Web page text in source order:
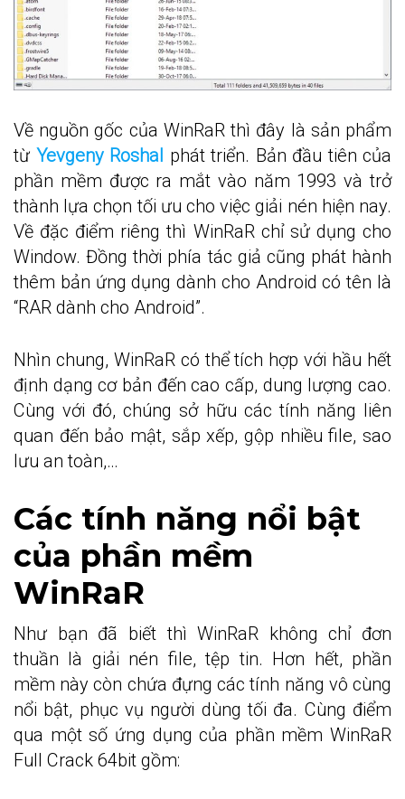
Về nguồn gốc của WinRaR thì đây là sản phẩm
từ Yevgeny Roshal phát triển. Bản đầu tiên của
phần mềm được ra mắt vào năm 1993 và trở
thành lựa chọn tối ưu cho việc giải nén hiện nay.
Về đặc điểm riêng thì WinRaR chỉ sử dụng cho
Window. Đồng thời phía tác giả cũng phát hành
thêm bản ứng dụng dành cho Android có tên là
“RAR dành cho Android”.
Nhìn chung, WinRaR có thể tích hợp với hầu hết
định dạng cơ bản đến cao cấp, dung lượng cao.
Cùng với đó, chúng sở hữu các tính năng liên
quan đến bảo mật, sắp xếp, gộp nhiều file, sao
lưu an toàn,…
Các tính năng nổi bật
của phần mềm
WinRaR
Như bạn đã biết thì WinRaR không chỉ đơn
thuần là giải nén file, tệp tin. Hơn hết, phần
mềm này còn chứa đựng các tính năng vô cùng
nổi bật, phục vụ người dùng tối đa. Cùng điểm
qua một số ứng dụng của phần mềm WinRaR
Full Crack 64bit gồm: